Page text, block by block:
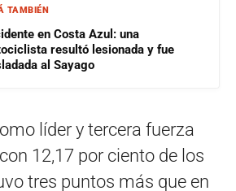
TAMBIÉN
en Costa Azul: una
resultó lesionada y fue
al Sayago
líder y tercera fuerza
12,17 por ciento de los
tres puntos más que en